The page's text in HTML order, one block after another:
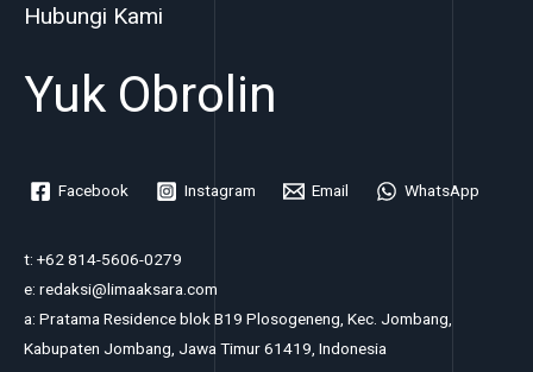
Hubungi Kami
Yuk Obrolin
Facebook Instagram Email WhatsApp
t: +62 814-5606-0279
e: redaksi@limaaksara.com
a: Pratama Residence blok B19 Plosogeneng, Kec. Jombang,
Kabupaten Jombang, Jawa Timur 61419, Indonesia